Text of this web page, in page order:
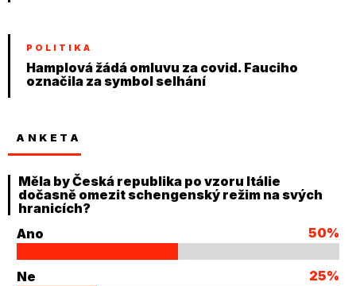
POLITIKA
Hamplová žádá omluvu za covid. Fauciho
označila za symbol selhání
ANKETA
Měla by Česká republika po vzoru Itálie
dočasně omezit schengenský režim na svých
hranicích?
Ano
50%
Ne 25%